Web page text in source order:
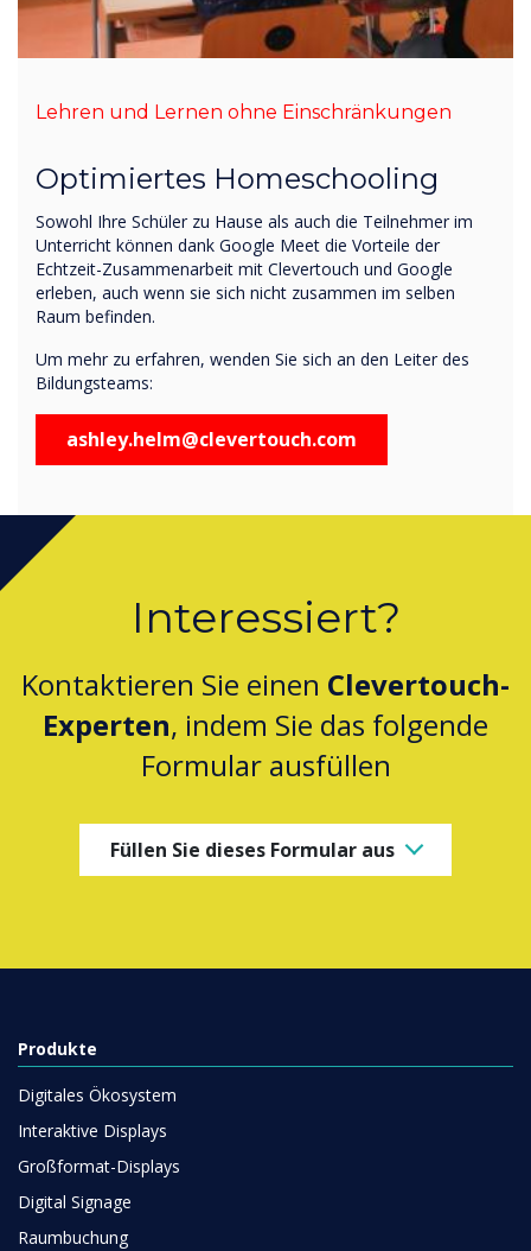
Lehren und Lernen ohne Einschränkungen
Optimiertes Homeschooling
Sowohl Ihre Schüler zu Hause als auch die Teilnehmer im
Unterricht können dank Google Meet die Vorteile der
Echtzeit-Zusammenarbeit mit Clevertouch und Google
erleben, auch wenn sie sich nicht zusammen im selben
Raum befinden.
Um mehr zu erfahren, wenden Sie sich an den Leiter des
Bildungsteams:
ashley.helm@clevertouch.com
Interessiert?
Kontaktieren Sie einen Clevertouch-
Experten, indem Sie das folgende
Formular ausfüllen
Füllen Sie dieses Formular aus
Produkte
Digitales Ökosystem
Interaktive Displays
Großformat-Displays
Digital Signage
Raumbuchung